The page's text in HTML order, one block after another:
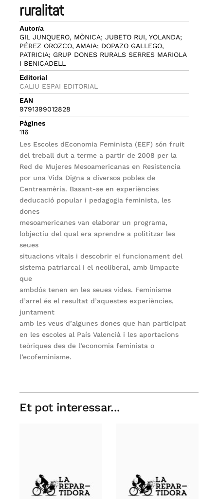
ruralitat
Autor/a
GIL JUNQUERO, MÒNICA; JUBETO RUI, YOLANDA;
PÉREZ OROZCO, AMAIA; DOPAZO GALLEGO,
PATRICIA; GRUP DONES RURALS SERRES MARIOLA
I BENICADELL
Editorial
CALIU ESPAI EDITORIAL
EAN
9791399012828
Pàgines
116
Les Escoles dEconomia Feminista (EEF) són fruit
del treball dut a terme a partir de 2008 per la
Red de Mujeres Mesoamericanas en Resistencia
por una Vida Digna a diversos pobles de
Centreamèria. Basant-se en experiències
deducació popular i pedagogia feminista, les
dones
mesoamericanes van elaborar un programa,
lobjectiu del qual era aprendre a polititzar les
seues
situacions vitals i descobrir el funcionament del
sistema patriarcal i el neoliberal, amb limpacte
que
ambdós tenen en les seues vides. Feminisme
d’arrel és el resultat d’aquestes experiències,
juntament
amb les veus d’algunes dones que han participat
en les escoles al País Valencià i les aportacions
teòriques des de l’economia feminista o
l’ecofeminisme.
Et pot interessar...